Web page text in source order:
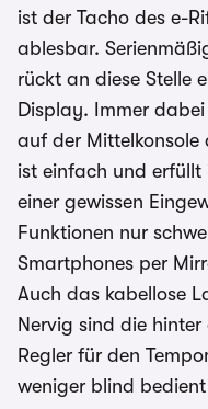
ist der Tacho des e-
ablesbar.
rückt an diese Stelle
Display. Immer
auf der Mittelkonsole
ist einfach und erfüllt
einer gewissen
Funktionen nur
Smartphones per
Auch das kabellose
Nervig sind die
Regler für den
weniger blind